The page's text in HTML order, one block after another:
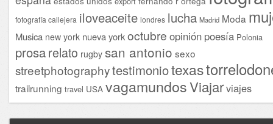
fotografía callejera iloveaceite londres lucha Madrid Moda
Musica new york nueva yorkoctubre opinión poesía Polonia
prosarelato rugby san antonio sexo
streetphotographytestimoniotexas
trailrunning travel USA vagamundosViajarviajes